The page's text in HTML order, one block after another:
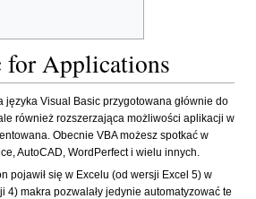
for Applications
języka Visual Basic przygotowana głównie do
również rozszerzająca możliwości aplikacji w
Obecnie VBA możesz spotkać w
AutoCAD, WordPerfect i wielu innych.
pojawił się w Excelu (od wersji Excel 5) w
4) makra pozwalały jedynie automatyzować te